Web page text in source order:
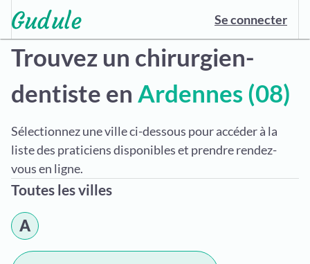
Se connecter
Trouvez un chirurgien-
dentiste en Ardennes (08)
Sélectionnez une ville ci-dessous pour accéder à la
liste des praticiens disponibles et prendre rendez-
vous en ligne.
Toutes les villes
A